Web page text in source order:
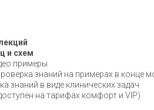
и схем
примеры
знаний на примерах в конце
знаний в виде клинических задач
на тарифах комфорт и VIP)